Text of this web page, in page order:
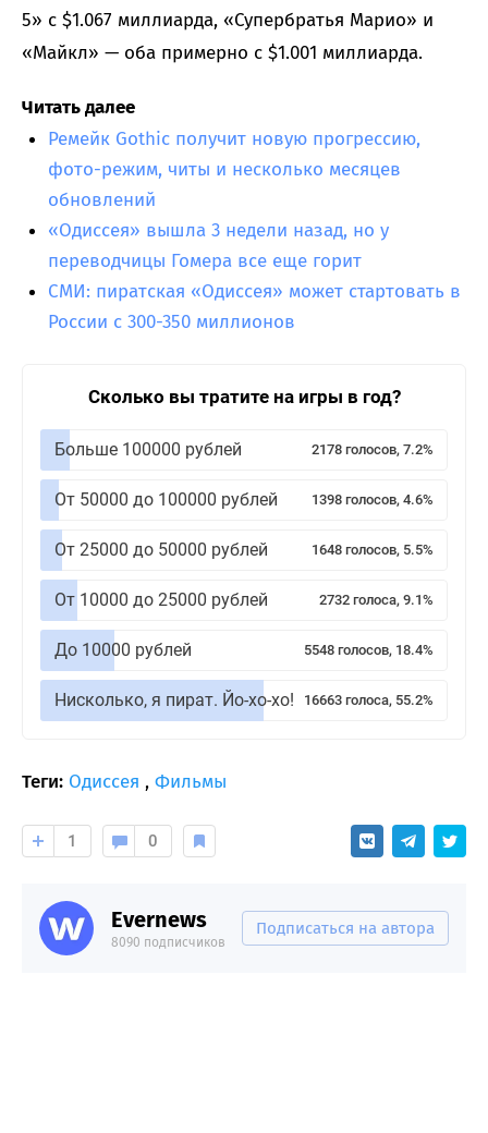
5» с $1.067 миллиарда, «Супербратья Марио» и
«Майкл» — оба примерно с $1.001 миллиарда.
Читать далее
Ремейк Gothic получит новую прогрессию,
фото-режим, читы и несколько месяцев
обновлений
«Одиссея» вышла 3 недели назад, но у
переводчицы Гомера все еще горит
СМИ: пиратская «Одиссея» может стартовать в
России с 300-350 миллионов
Сколько вы тратите на игры в год?
Больше 100000 рублей 2178 голосов, 7.2%
От 50000 до 100000 рублей 1398 голосов, 4.6%
От 25000 до 50000 рублей 1648 голосов, 5.5%
От 10000 до 25000 рублей 2732 голоса, 9.1%
До 10000 рублей 5548 голосов, 18.4%
Нисколько, я пират. Йо-хо-хо! 16663 голоса, 55.2%
Теги: Одиссея , Фильмы
1 0
Evernews
8090 подписчиков
Подписаться на автора